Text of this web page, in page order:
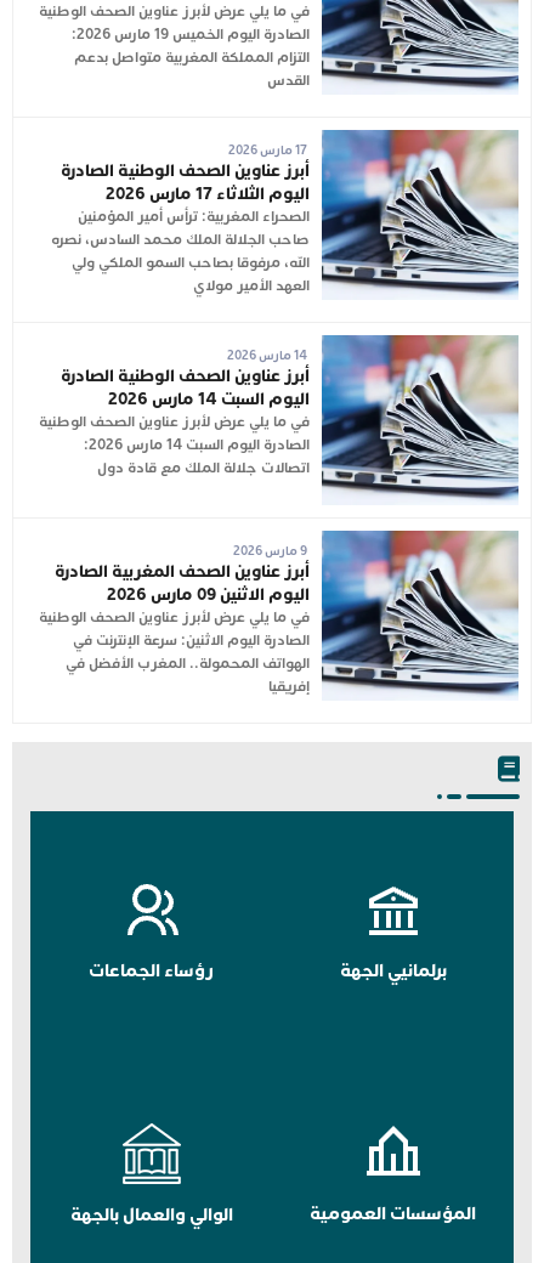
في ما يلي عرض لأبرز عناوين الصحف الوطنية
الصادرة اليوم الخميس 19 مارس 2026:
التزام المملكة المغربية متواصل بدعم
القدس
17 مارس 2026
أبرز عناوين الصحف الوطنية الصادرة
اليوم الثلاثاء 17 مارس 2026
الصحراء المغربية: ترأس أمير المؤمنين
صاحب الجلالة الملك محمد السادس، نصره
الله، مرفوقا بصاحب السمو الملكي ولي
العهد الأمير مولاي
14 مارس 2026
أبرز عناوين الصحف الوطنية الصادرة
اليوم السبت 14 مارس 2026
في ما يلي عرض لأبرز عناوين الصحف الوطنية
الصادرة اليوم السبت 14 مارس 2026:
اتصالات جلالة الملك مع قادة دول
9 مارس 2026
أبرز عناوين الصحف المغربية الصادرة
اليوم الاثنين 09 مارس 2026
في ما يلي عرض لأبرز عناوين الصحف الوطنية
الصادرة اليوم الاثنين: سرعة الإنترنت في
الهواتف المحمولة.. المغرب الأفضل في
إفريقيا
برلمانيي الجهة رؤساء الجماعات
المؤسسات العمومية الوالي والعمال بالجهة